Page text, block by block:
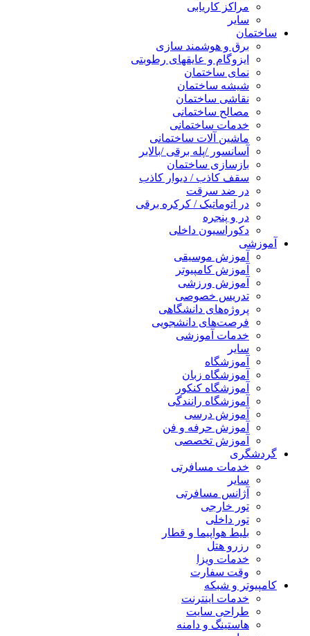
مراکز کاریابی
سایر
ساختمان
برق و هوشمند سازی
ایزوگام و عایقهای رطوبتی
نمای ساختمان
شیشه ساختمان
نقاشی ساختمان
مصالح ساختمانی
خدمات ساختمانی
ماشین آلات ساختمانی
آسانسور /پله برقی /بالابر
بازسازی ساختمان
سقف کاذب / دیوار کاذب
در ضد سرقت
در اتوماتیک / کرکره برقی
در و پنجره
دکوراسیون داخلی
آموزشی
آموزش موسیقی
آموزش کامپیوتر
آموزش ورزشی
تدریس خصوصی
پروژه‌های دانشگاهی
فرصت‌های دانشجویی
خدمات آموزشی
سایر
آموزشگاه
آموزشگاه زبان
آموزشگاه کنکور
آموزشگاه رانندگی
آموزش درسی
آموزش حرفه و فن
آموزش تخصصی
گردشگری
خدمات مسافرتی
سایر
آژانس مسافرتی
تور خارجی
تور داخلی
بلیط هواپیما و قطار
رزرو هتل
خدمات ویزا
وقت سفارت
کامپیوتر و شبکه
خدمات اینترنت
طراحی سایت
هاستینگ و دامنه